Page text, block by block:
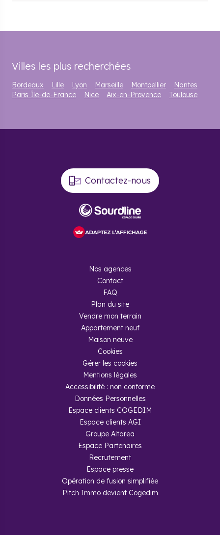
Villes les plus recherchées
Bordeaux Lille Lyon Marseille Montpellier
Nantes
Paris Île-de-France
Nice Aix-en-Provence Toulouse
Contactez-nous
Nos agences
Contact
FAQ
Plan du site
Vendre mon terrain
Appartement neuf
Maison neuve
Cookies
Gérer les cookies
Mentions légales
Accessibilité : non conforme
Données Personnelles
Espace clients COGEDIM
Espace clients AGI
Groupe Altarea
Espace Partenaires
Recrutement
Espace presse
Opération de fusion simplifiée
Pitch Immo devient Cogedim